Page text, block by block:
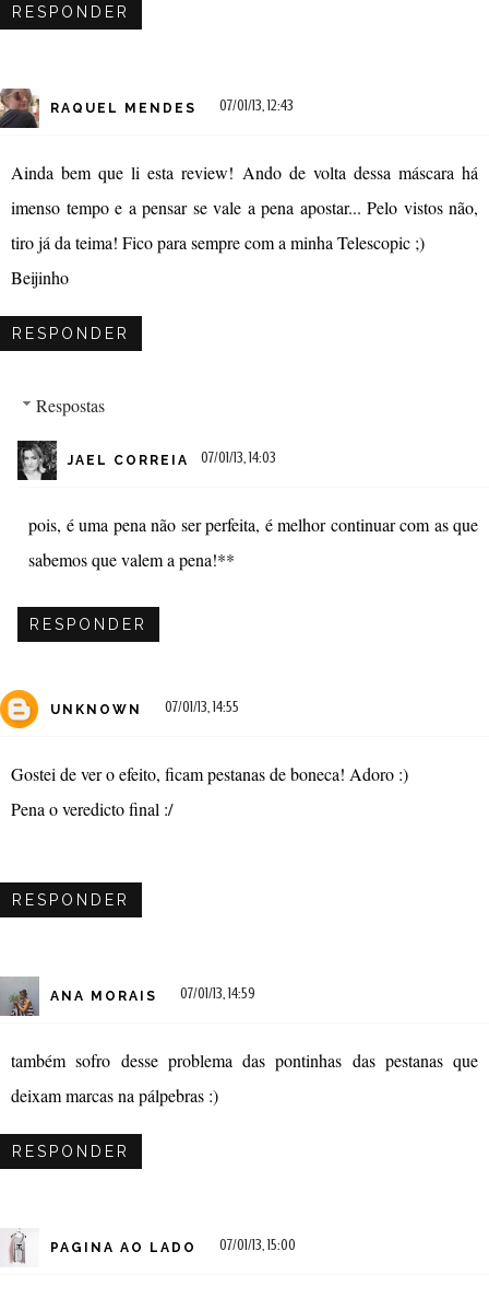
RESPONDER
RAQUEL MENDES 07/01/13, 12:43
Ainda bem que li esta review! Ando de volta dessa máscara há
imenso tempo e a pensar se vale a pena apostar... Pelo vistos não,
tiro já da teima! Fico para sempre com a minha Telescopic ;)
Beijinho
RESPONDER
Respostas
JAEL CORREIA 07/01/13, 14:03
pois, é uma pena não ser perfeita, é melhor continuar com as que
sabemos que valem a pena!**
RESPONDER
UNKNOWN 07/01/13, 14:55
Gostei de ver o efeito, ficam pestanas de boneca! Adoro :)
Pena o veredicto final :/
RESPONDER
ANA MORAIS 07/01/13, 14:59
também sofro desse problema das pontinhas das pestanas que
deixam marcas na pálpebras :)
RESPONDER
PAGINA AO LADO 07/01/13, 15:00